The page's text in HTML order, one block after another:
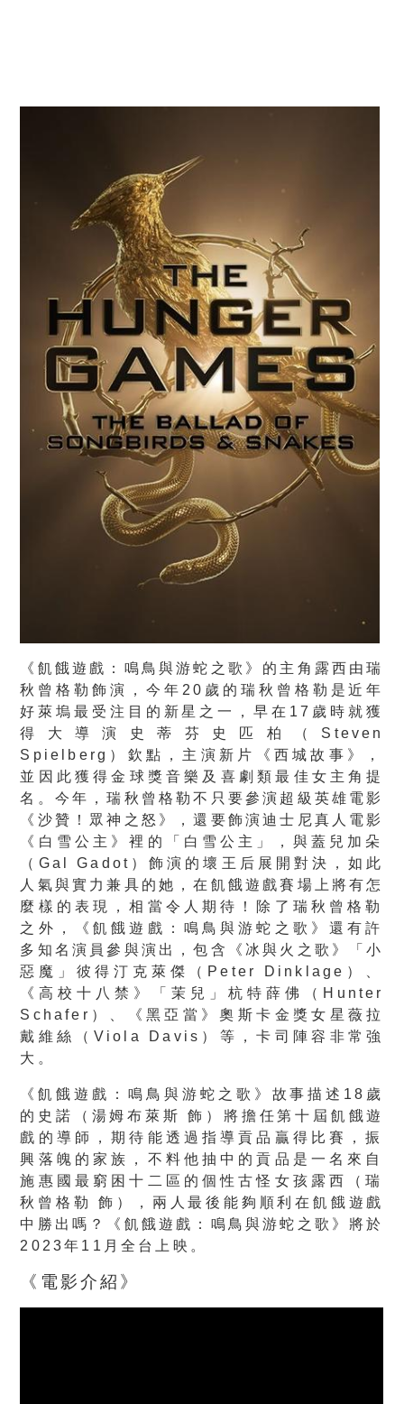
《飢餓遊戲：鳴鳥與游蛇之歌》的主角露西由瑞
秋曾格勒飾演，今年 20歲的瑞秋曾格勒是近年
好萊塢最受注目的新星之一，早在17歲 時就獲
得大導演史蒂芬史匹柏（Steven
Spielberg）欽點，主演新片《西城故事》，
並因此獲得金球獎音樂及喜劇類最佳女主角提
名。今年，瑞秋曾格勒不只要參演超級英雄電影
《沙贊！眾神之怒》，還要飾演迪士尼真人電影
《白雪公主》裡的「白雪公主」， 與蓋兒加朵
（Gal Gadot）飾演的壞王后展開對決，如此
人氣與實力兼具的她，在飢餓遊戲賽場上將有怎
麼樣的表現，相當令人期待！ 除了瑞秋曾格勒
之外，《飢餓遊戲：鳴鳥與游蛇之歌》還有許
多知名演員參與演出，包含《冰與火之歌》「小
惡魔」 彼得汀克萊傑（Peter Dinklage）、
《高校十八禁》「茉兒」杭特薛佛（Hunter
Schafer）、《黑亞當》奧斯卡金獎女星薇拉
戴維絲（Vio
la Davis）等，卡司陣容非常強
大。
《飢餓遊戲：鳴鳥與游蛇之歌》故事描述18歲
的史諾（湯姆布萊斯 飾）將擔任第十屆飢餓遊
戲的導師，期待能透過指導貢品贏得比賽，振
興落魄的家族， 不料他抽中的貢品是一名來自
施惠國最窮困十二區的個性古怪女孩露西（瑞
秋曾格勒 飾），兩人最後能夠順利在飢餓遊戲
中勝出嗎？《飢餓遊戲： 鳴鳥與游蛇之歌》將於
2023年11月全台上映。
《電影介紹》